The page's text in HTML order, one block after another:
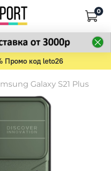
0
Промо код leto26
Galaxy S21 Plus